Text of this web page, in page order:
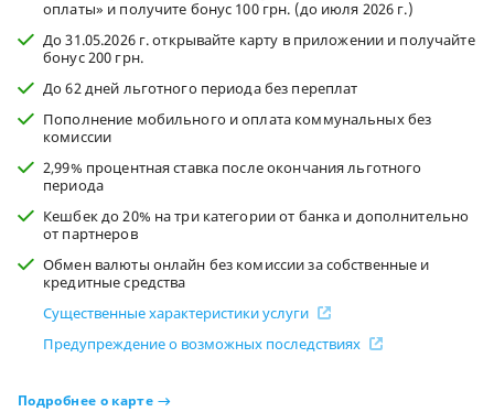
оплаты» и получите бонус 100 грн. (до июля 2026 г.)
До 31.05.2026 г. открывайте карту в приложении и получайте
бонус 200 грн.
До 62 дней льготного периода без переплат
Пополнение мобильного и оплата коммунальных без
комиссии
2,99% процентная ставка после окончания льготного
периода
Кешбек до 20% на три категории от банка и дополнительно
от партнеров
Обмен валюты онлайн без комиссии за собственные и
кредитные средства
Существенные характеристики услуги
Предупреждение о возможных последствиях
Подробнее о карте